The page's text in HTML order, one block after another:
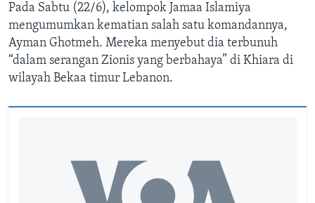
Pada Sabtu (22/6), kelompok Jamaa Islamiya
mengumumkan kematian salah satu komandannya,
Ayman Ghotmeh. Mereka menyebut dia terbunuh
“dalam serangan Zionis yang berbahaya” di Khiara di
wilayah Bekaa timur Lebanon.